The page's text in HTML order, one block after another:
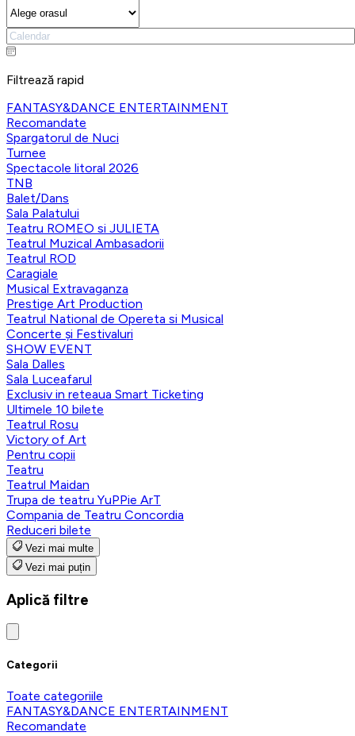
Filtrează rapid
FANTASY&DANCE ENTERTAINMENT
Recomandate
Spargatorul de Nuci
Turnee
Spectacole litoral 2026
TNB
Balet/Dans
Sala Palatului
Teatru ROMEO si JULIETA
Teatrul Muzical Ambasadorii
Teatrul ROD
Caragiale
Musical Extravaganza
Prestige Art Production
Teatrul National de Opereta si Musical
Concerte și Festivaluri
SHOW EVENT
Sala Dalles
Sala Luceafarul
Exclusiv in reteaua Smart Ticketing
Ultimele 10 bilete
Teatrul Rosu
Victory of Art
Pentru copii
Teatru
Teatrul Maidan
Trupa de teatru YuPPie ArT
Compania de Teatru Concordia
Reduceri bilete
Vezi mai multe
Vezi mai puțin
Aplică filtre
Categorii
Toate categoriile
FANTASY&DANCE ENTERTAINMENT
Recomandate